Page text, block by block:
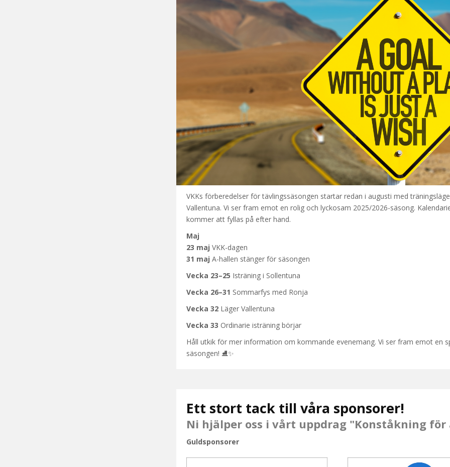
VKKs förberedelser för tävlingssäsongen startar redan i augusti med
Vallentuna. Vi ser fram emot en rolig och lyckosam 2025/2026-säsong.
kommer att fyllas på efter hand.
Maj
23 maj VKK-dagen
31 maj A-hallen stänger för säsongen
Vecka 23–25 Isträning i Sollentuna
Vecka 26–31 Sommarfys med Ronja
Vecka 32 Läger Vallentuna
Vecka 33 Ordinarie isträning börjar
Håll utkik för mer information om kommande evenemang. Vi ser fram emot en
säsongen! ⛸✨
Ett stort tack till våra sponsorer!
Ni hjälper oss i vårt uppdrag "Konståkning för
Guldsponsorer